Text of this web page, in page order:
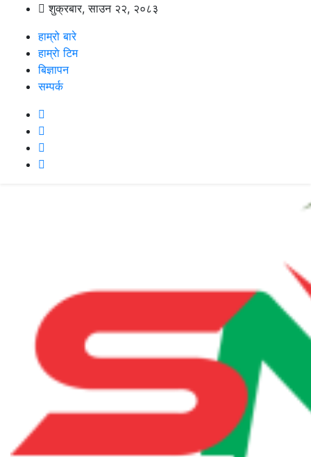
शुक्रबार, साउन २२, २०८३
हाम्रो बारे
हाम्राे टिम
बिज्ञापन
सम्पर्क